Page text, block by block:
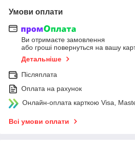
Умови оплати
Ви отримаєте замовлення
або гроші повернуться на вашу
Детальніше
Післяплата
Оплата на рахунок
Онлайн-оплата карткою Visa,
Всі умови оплати